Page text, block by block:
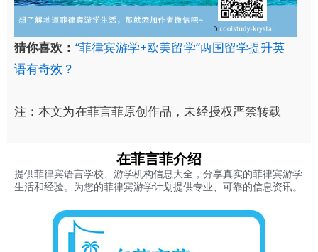
猜你喜欢： “菲律宾游学+欧美留学”两国留学提升英
语有奇效？
注：本文为在菲言菲原创作品，未经授权严禁转载
在菲言菲介绍
提供菲律宾语言学校、游学机构信息大全，分享真实的菲律宾游学
生活和经验。为您的菲律宾游学计划提供专业、可靠的信息资讯。